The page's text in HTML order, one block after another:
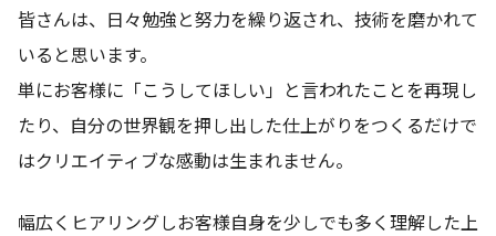
皆さんは、日々勉強と努力を繰り返され、技術を磨かれて
いると思います。
単にお客様に「こうしてほしい」と言われたことを再現し
たり、自分の世界観を押し出した仕上がりをつくるだけで
はクリエイティブな感動は生まれません。
幅広くヒアリングしお客様自身を少しでも多く理解した上